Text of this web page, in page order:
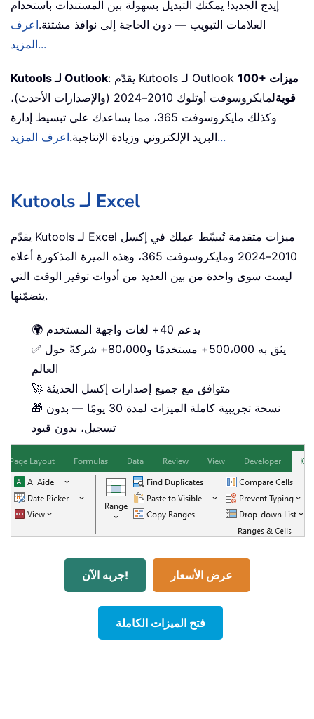
إيدج الجديد! يمكنك التبديل بسهولة بين المستندات باستخدام
العلامات التبويب — دون الحاجة إلى نوافذ مشتتة.اعرف
المزيد...
Kutools لـ Outlook : يقدّم Kutools لـ Outlook 100+ ميزات
قوية
لمايكروسوفت أوتلوك 2010–2024 (والإصدارات الأحدث)،
وكذلك مايكروسوفت 365، مما يساعدك على تبسيط إدارة
البريد الإلكتروني وزيادة الإنتاجية.اعرف المزيد...
Kutools لـ Excel
يقدّم Kutools لـ Excel ميزات متقدمة تُبسّط عملك في إكسل
2010–2024 ومايكروسوفت 365، وهذه الميزة المذكورة أعلاه
ليست سوى واحدة من بين العديد من أدوات توفير الوقت التي
يتضمّنها.
🌍 يدعم 40+ لغات واجهة المستخدم
✅ يثق به 500،000+ مستخدمًا و80،000+ شركةً حول
العالم
🚀 متوافق مع جميع إصدارات إكسل الحديثة
🎁 نسخة تجريبية كاملة الميزات لمدة 30 يومًا — بدون
تسجيل، بدون قيود
جربه الآن! عرض الأسعار
فتح الميزات الكاملة